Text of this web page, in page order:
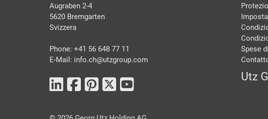
Augraben 2-4
5620 Bremgarten
Svizzera
Phone: +41 56 648 77 11
E-Mail: info.ch@utzgroup.com
Spese
Utz